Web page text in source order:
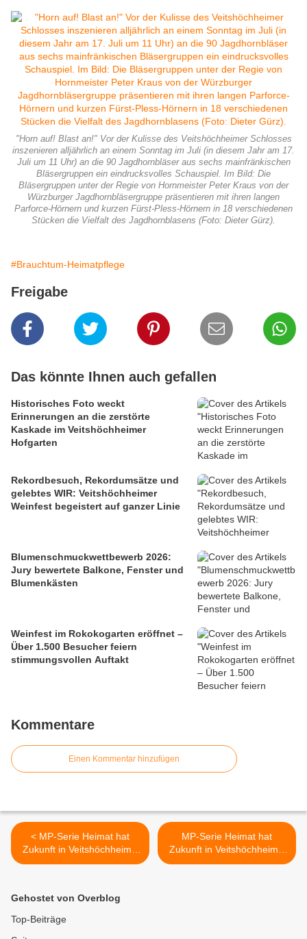
"Horn auf! Blast an!" Vor der Kulisse des Veitshöchheimer Schlosses
inszenieren alljährlich an einem Sonntag im Juli (in diesem Jahr am 17.
Juli um 11 Uhr) an die 90 Jagdhornbläser aus sechs mainfränkischen
Bläsergruppen ein eindrucksvolles Schauspiel. Im Bild: Die
Bläsergruppen unter der Regie von Hornmeister Peter Kraus von der
Würzburger Jagdhornbläsergruppe präsentieren mit ihren langen
Parforce-Hörnern und kurzen Fürst-Pless-Hörnern in 18 verschiedenen
Stücken die Vielfalt des Jagdhornblasens (Foto: Dieter Gürz).
#Brauchtum-Heimatpflege
Freigabe
Das könnte Ihnen auch gefallen
Historisches Foto weckt
Erinnerungen an die zerstörte
Kaskade im Veitshöchheimer
Hofgarten
Rekordbesuch, Rekordumsätze und
gelebtes WIR: Veitshöchheimer
Weinfest begeistert auf ganzer Linie
Blumenschmuckwettbewerb 2026:
Jury bewertete Balkone, Fenster und
Blumenkästen
Weinfest im Rokokogarten eröffnet –
Über 1.500 Besucher feiern
stimmungsvollen Auftakt
Kommentare
Einen Kommentar hinzufügen
< MP-Serie Heimat hat
Zukunft in Veitshöchheim -
Eishöchheim
MP-Serie Heimat hat
Zukunft in Veitshöchheim -
Tag 4 Online-Tagebuch -
Gehostet von Overblog
Top-Beiträge